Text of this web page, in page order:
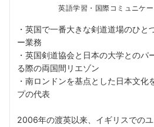
英語学習・国際コミュニケ
・英国で一番大きな剣道道場のひと
ー業務
・英国剣道協会と日本の大学とのパ
る際の両国間リエゾン
・南ロンドンを基点とした日本文化
プの代表
2006年の渡英以来、イギリスでの